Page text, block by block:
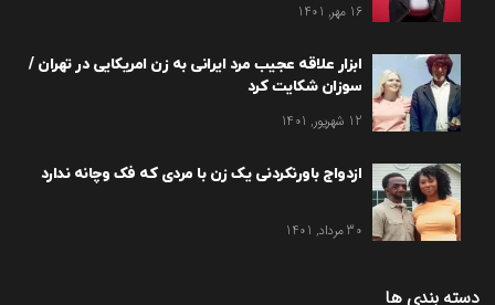
16 مهر, 1401
ابزار علاقه عجیب مرد ایرانی به زن امریکایی در تهران /
سوزان شکایت کرد
12 شهریور, 1401
ازدواج باورنکردنی یک زن با مردی که فک وچانه ندارد
30 مرداد, 1401
دسته بندی ها